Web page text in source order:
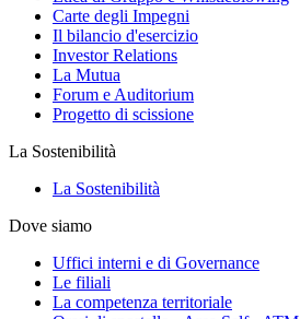
Carte degli Impegni
Il bilancio d'esercizio
Investor Relations
La Mutua
Forum e Auditorium
Progetto di scissione
La Sostenibilità
La Sostenibilità
Dove siamo
Uffici interni e di Governance
Le filiali
La competenza territoriale